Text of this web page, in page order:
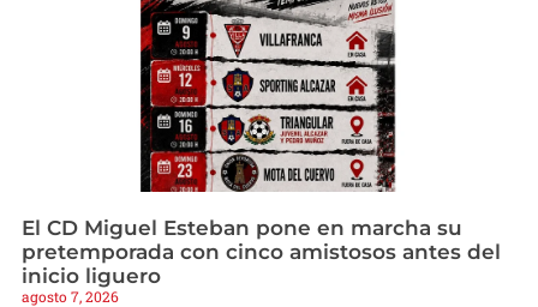
El CD Miguel Esteban pone en marcha su
pretemporada con cinco amistosos antes del
inicio liguero
agosto 7, 2026